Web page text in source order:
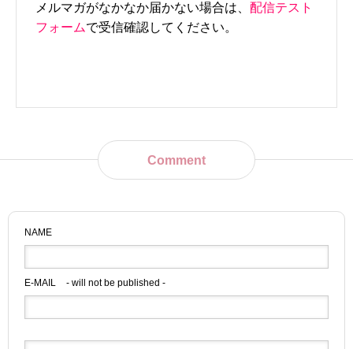
メルマガがなかなか届かない場合は、 配信テスト
フォームで受信確認してください。
Comment
NAME
E-MAIL - will not be published -